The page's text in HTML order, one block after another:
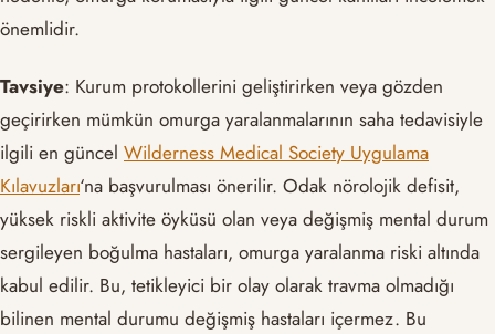
önemlidir.
Tavsiye: Kurum protokollerini geliştirirken veya gözden
geçirirken mümkün omurga yaralanmalarının saha tedavisiyle
ilgili en güncel Wilderness Medical Society Uygulama
Kılavuzları‘na başvurulması önerilir. Odak nörolojik defisit,
yüksek riskli aktivite öyküsü olan veya değişmiş mental durum
sergileyen boğulma hastaları, omurga yaralanma riski altında
kabul edilir. Bu, tetikleyici bir olay olarak travma olmadığı
bilinen mental durumu değişmiş hastaları içermez. Bu